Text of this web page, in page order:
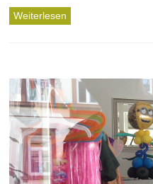
Weiterlesen